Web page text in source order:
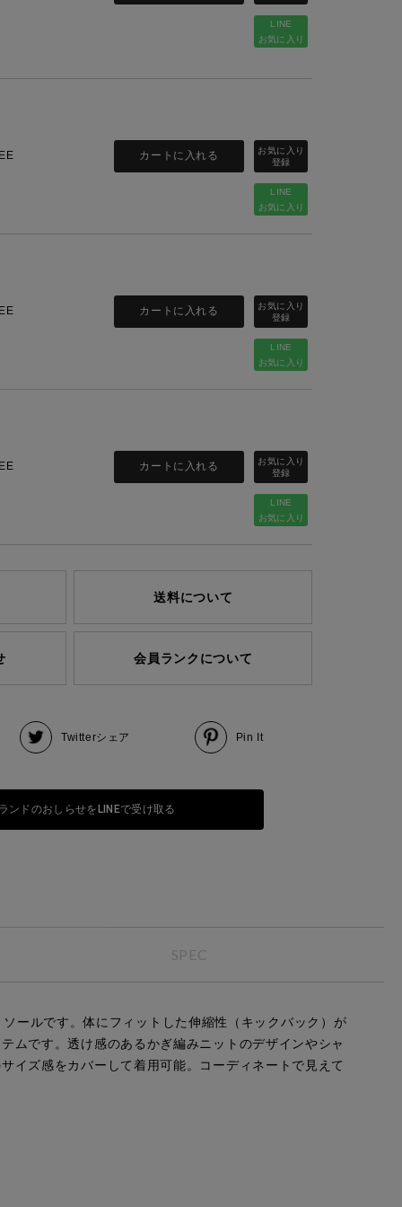
LINE
お気に入り
LINE
お気に入り
カートに入れる
LINE
お気に入り
カートに入れる
LINE
お気に入り
カートに入れる
送料について
会員ランクについて
Twitterシェア Pin It
ンドのおしらせをLINEで受け取る
SPEC
ールです。体にフィットした伸縮性（キックバック）が
ムです。透け感のあるかぎ編みニットのデザインやシャ
イズ感をカバーして着用可能。コーディネートで見えて